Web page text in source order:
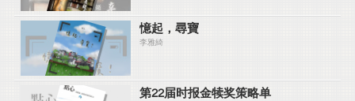
憶起，尋寶
李雅綺
第22届时报金犊奖策略单